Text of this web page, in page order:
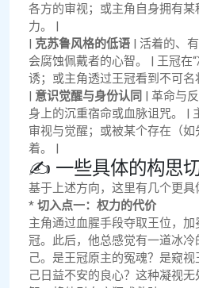
各方的审视；或主角自身拥有
力。 |
| 克苏鲁风格的低语 | 活着的、
会腐蚀佩戴者的心智。 | 王冠在“
诱；或主角透过王冠看到不可名
| 意识觉醒与身份认同 | 革命与
身上的沉重宿命或血脉诅咒。 |
审视与觉醒；或被某个存在（
着。 |
✍️ 一些具体的构思
基于上述方向，这里有几个更具
* 切入点一：权力的代价
主角通过血腥手段夺取王位，
冠。此后，他总感觉有一道冰冷
己。是王冠原主的冤魂？是窥
己日益不安的良心？这种凝视